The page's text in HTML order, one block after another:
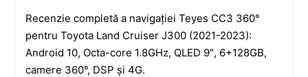
Recenzie completă a navigației Teyes CC3 360°
pentru Toyota Land Cruiser J300 (2021-2023):
Android 10, Octa-core 1.8GHz, QLED 9″, 6+128GB,
camere 360°, DSP și 4G.